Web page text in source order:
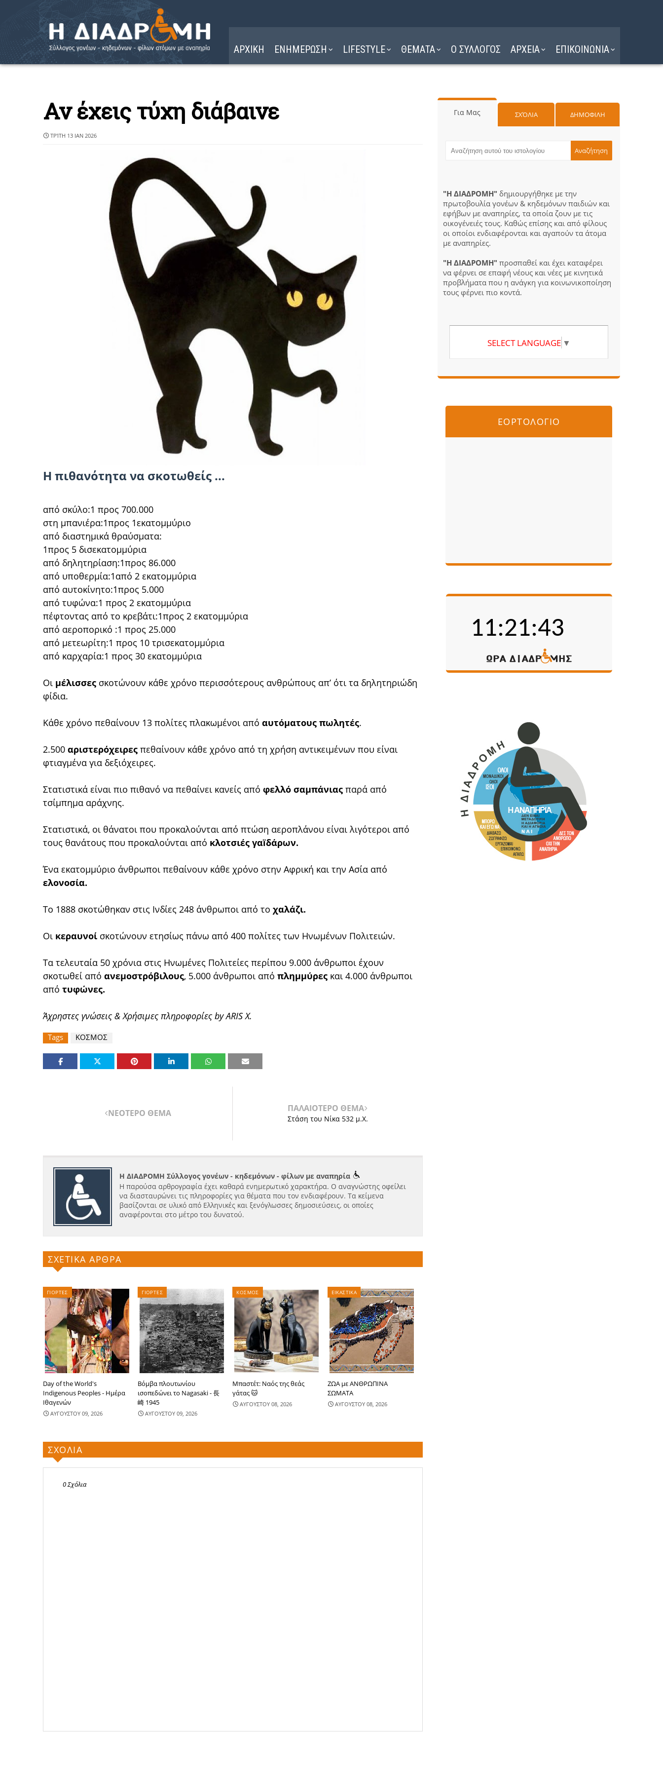
ΑΡΧΙΚΗ ΕΝΗΜΕΡΩΣΗ LIFESTYLE ΘΕΜΑΤΑ Ο ΣΥΛΛΟΓΟΣ ΑΡΧΕΙΑ ΕΠΙΚΟΙΝΩΝΙΑ
Αν έχεις τύχη διάβαινε
ΤΡΊΤΗ 13 ΙΑΝ 2026
Η πιθανότητα να σκοτωθείς ...
από σκύλο:1 προς 700.000
στη μπανιέρα:1προς 1εκατομμύριο
από διαστημικά θραύσματα:
1προς 5 δισεκατομμύρια
από δηλητηρίαση:1προς 86.000
από υποθερμία:1από 2 εκατομμύρια
από αυτοκίνητο:1προς 5.000
από τυφώνα:1 προς 2 εκατομμύρια
πέφτοντας από το κρεβάτι:1προς 2 εκατομμύρια
από αεροπορικό :1 προς 25.000
από μετεωρίτη:1 προς 10 τρισεκατομμύρια
από καρχαρία:1 προς 30 εκατομμύρια
Οι μέλισσες σκοτώνουν κάθε χρόνο περισσότερους ανθρώπους απ’ ότι τα δηλητηριώδη
φίδια.
Κάθε χρόνο πεθαίνουν 13 πολίτες πλακωμένοι από αυτόματους πωλητές.
2.500 αριστερόχειρες πεθαίνουν κάθε χρόνο από τη χρήση αντικειμένων που είναι
φτιαγμένα για δεξιόχειρες.
Στατιστικά είναι πιο πιθανό να πεθαίνει κανείς από φελλό σαμπάνιας παρά από
τσίμπημα αράχνης.
Στατιστικά, οι θάνατοι που προκαλούνται από πτώση αεροπλάνου είναι λιγότεροι από
τους θανάτους που προκαλούνται από κλοτσιές γαïδάρων.
Ένα εκατομμύριο άνθρωποι πεθαίνουν κάθε χρόνο στην Αφρική και την Ασία από
ελονοσία.
Το 1888 σκοτώθηκαν στις Ινδίες 248 άνθρωποι από το χαλάζι.
Οι κεραυνοί σκοτώνουν ετησίως πάνω από 400 πολίτες των Ηνωμένων Πολιτειών.
Τα τελευταία 50 χρόνια στις Ηνωμένες Πολιτείες περίπου 9.000 άνθρωποι έχουν
σκοτωθεί από ανεμοστρόβιλους, 5.000 άνθρωποι από πλημμύρες και 4.000 άνθρωποι
από τυφώνες.
Άχρηστες γνώσεις & Χρήσιμες πληροφορίες by ARIS X.
Tags ΚΟΣΜΟΣ
ΝΕΟΤΕΡΟ ΘΕΜΑ ΠΑΛΑΙΟΤΕΡΟ ΘΕΜΑ
Στάση του Νίκα 532 μ.Χ.
Η ΔΙΑΔΡΟΜΗ Σύλλογος γονέων - κηδεμόνων - φίλων με αναπηρία
Η παρούσα αρθρογραφία έχει καθαρά ενημερωτικό χαρακτήρα. Ο αναγνώστης οφείλει
να διασταυρώνει τις πληροφορίες για θέματα που τον ενδιαφέρουν. Τα κείμενα
βασίζονται σε υλικό από Ελληνικές και ξενόγλωσσες δημοσιεύσεις, οι οποίες
αναφέρονται στο μέτρο του δυνατού.
ΣΧΕΤΙΚΑ ΑΡΘΡΑ
ΓΙΟΡΤΕΣ
Day of the World's
Indigenous Peoples - Ημέρα
Ιθαγενών
ΑΥΓΟΥΣΤΟΥ 09, 2026
ΓΙΟΡΤΕΣ
Βόμβα πλουτωνίου
ισοπεδώνει το Nagasaki - 長
崎 1945
ΑΥΓΟΥΣΤΟΥ 09, 2026
ΚΟΣΜΟΣ
Μπαστέτ: Ναός της θεάς
γάτας 🐱
ΑΥΓΟΥΣΤΟΥ 08, 2026
ΕΙΚΑΣΤΙΚΑ
ΖΩΑ με ΑΝΘΡΩΠΙΝΑ
ΣΩΜΑΤΑ
ΑΥΓΟΥΣΤΟΥ 08, 2026
ΣΧΟΛΙΑ
0 Σχόλια
Για Μας ΣΧΌΛΙΑ ΔΗΜΟΦΙΛΗ
"Η ΔΙΑΔΡΟΜΗ" δημιουργήθηκε με την
πρωτοβουλία γονέων & κηδεμόνων παιδιών και
εφήβων με αναπηρίες, τα οποία ζουν με τις
οικογένειές τους. Καθώς επίσης και από φίλους
οι οποίοι ενδιαφέρονται και αγαπούν τα άτομα
με αναπηρίες.
"Η ΔΙΑΔΡΟΜΗ" προσπαθεί και έχει καταφέρει
να φέρνει σε επαφή νέους και νέες με κινητικά
προβλήματα που η ανάγκη για κοινωνικοποίηση
τους φέρνει πιο κοντά.
SELECT LANGUAGE ▼
ΕΟΡΤΟΛΟΓΙΟ